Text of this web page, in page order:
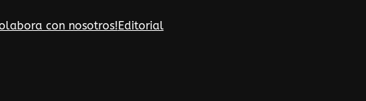
con nosotros!Editorial